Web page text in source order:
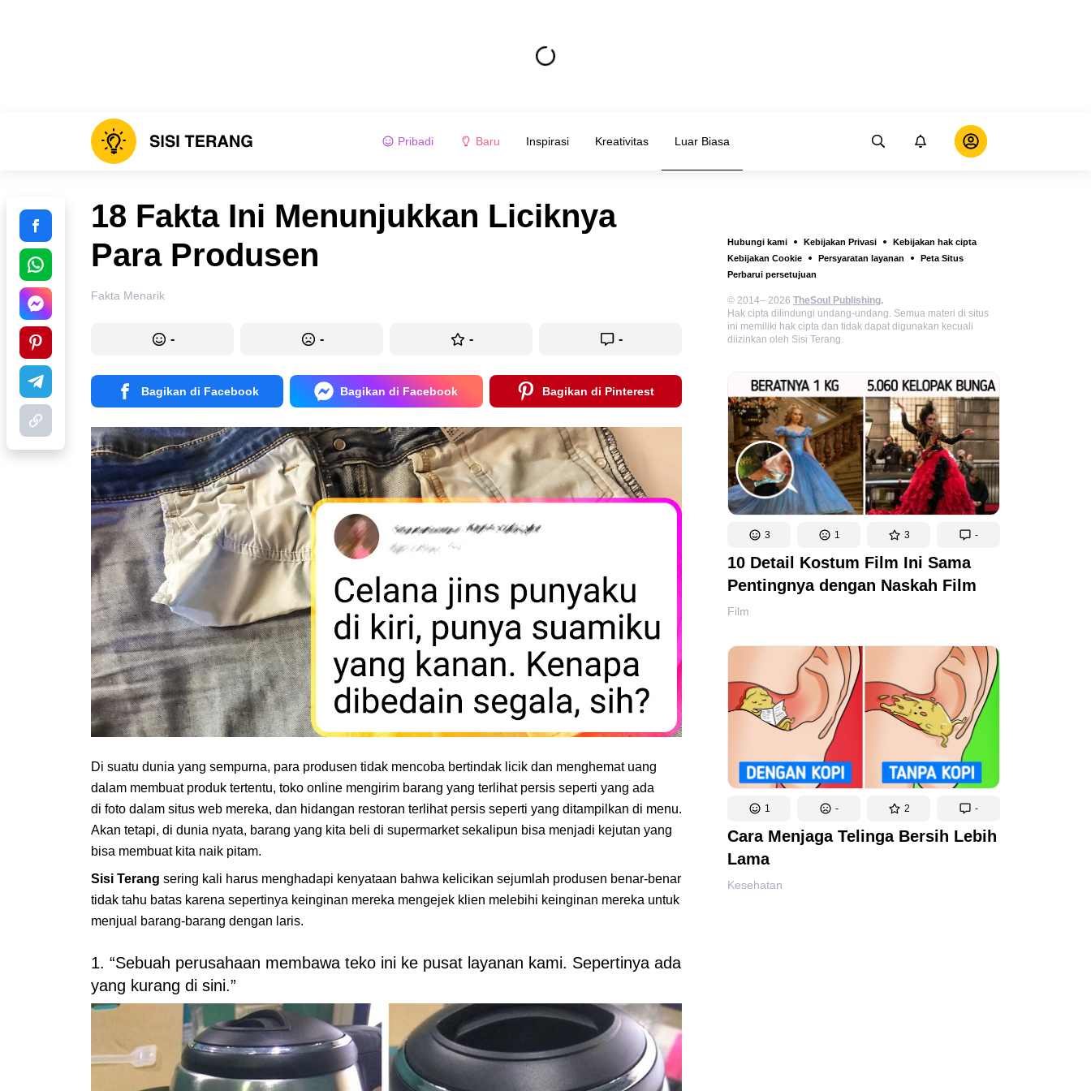
Pribadi Baru Inspirasi Kreativitas Luar Biasa
Hubungi kami Kebijakan Privasi
Kebijakan hak cipta
Kebijakan Cookie
Persyaratan layanan
Peta Situs
Perbarui persetujuan
© 2014– 2026 TheSoul Publishing.
Hak cipta dilindungi undang-undang. Semua materi di situs
ini memiliki hak cipta dan tidak dapat digunakan kecuali
diizinkan oleh Sisi Terang.
3 1 3 -
10 Detail Kostum Film Ini Sama
Pentingnya dengan Naskah Film
Film
1 - 2 -
Cara Menjaga Telinga Bersih Lebih
Lama
Kesehatan
18 Fakta Ini Menunjukkan Liciknya
Para Produsen
Fakta Menarik
- - - -
Bagikan di Facebook Bagikan di Facebook Bagikan di Pinterest
Di suatu dunia yang sempurna, para produsen tidak mencoba bertindak licik dan menghemat uang
dalam membuat produk tertentu, toko online mengirim barang yang terlihat persis seperti yang ada
di foto dalam situs web mereka, dan hidangan restoran terlihat persis seperti yang ditampilkan di menu.
Akan tetapi, di dunia nyata, barang yang kita beli di supermarket sekalipun bisa menjadi kejutan yang
bisa membuat kita naik pitam.
Sisi Terang sering kali harus menghadapi kenyataan bahwa kelicikan sejumlah produsen benar-benar
tidak tahu batas karena sepertinya keinginan mereka mengejek klien melebihi keinginan mereka untuk
menjual barang-barang dengan laris.
1. “Sebuah perusahaan membawa teko ini ke pusat layanan kami. Sepertinya ada
yang kurang di sini.”